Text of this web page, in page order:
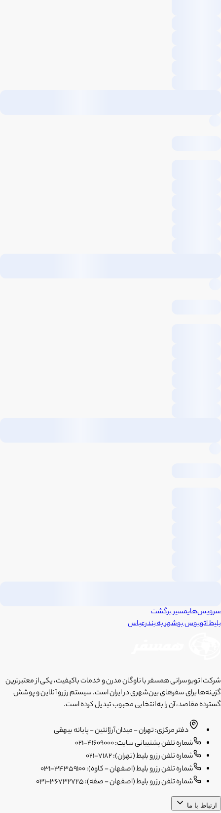
سرویس‌هایمسیر برگشت
بلیط اتوبوسبوشهربهبندرعباس
شرکت اتوبوسرانی همسفر با ناوگان مدرن و خدمات باکیفیت، یکی از معتبرترین
گزینه‌ها برای سفرهای بین‌شهری در ایران است. سیستم رزرو آنلاین و پوشش
گسترده مقاصد، آن را به انتخابی محبوب تبدیل کرده است.
دفتر مرکزی: تهران - میدان آرژانتین - پایانه بیهقی
شماره تلفن پشتیبانی سایت: 41609000-021
شماره تلفن رزرو بلیط (تهران): 7182-021
شماره تلفن رزرو بلیط (اصفهان - کاوه): 34359100-031
شماره تلفن رزرو بلیط (اصفهان - صفه): 36732725-031
ارتباط با ما